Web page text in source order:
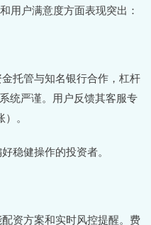
用户满意度方面表现突出：
托管与知名银行合作，杠杆
统严谨。用户反馈其客服专
。
稳健操作的投资者。
资方案和实时风控提醒。费